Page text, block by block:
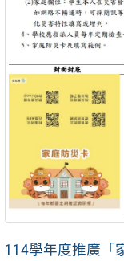
114學年度推廣「